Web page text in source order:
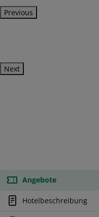
Previous
Next
Angebote
Hotelbeschreibung